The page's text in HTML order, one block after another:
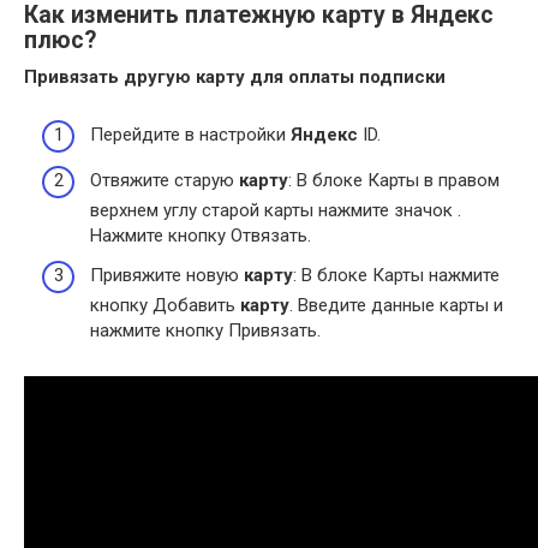
Как изменить платежную карту в Яндекс
плюс?
Привязать другую карту для оплаты подписки
Перейдите в настройки Яндекс ID.
Отвяжите старую карту: В блоке Карты в правом
верхнем углу старой карты нажмите значок .
Нажмите кнопку Отвязать.
Привяжите новую карту: В блоке Карты нажмите
кнопку Добавить карту. Введите данные карты и
нажмите кнопку Привязать.